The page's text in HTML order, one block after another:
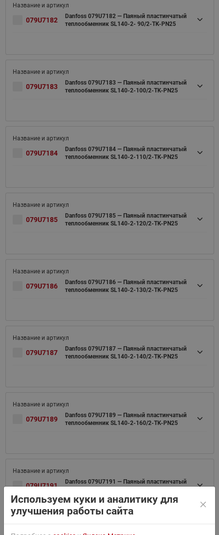
079U7182
Danfoss 079U7182 — Паяный пластинчатый
теплообменник SL140-2- 90/2-TK-PN25
079U7183
Danfoss 079U7183 — Паяный пластинчатый
теплообменник SL140-2-100/2-TK-PN25
079U7184
Danfoss 079U7184 — Паяный пластинчатый
теплообменник SL140-2-110/2-TK-PN25
079U7185
Danfoss 079U7185 — Паяный пластинчатый
теплообменник SL140-2-120/2-TK-PN25
079U7186
Danfoss 079U7186 — Паяный пластинчатый
теплообменник SL140-2-130/2-TK-PN25
079U7187
Danfoss 079U7187 — Паяный пластинчатый
теплообменник SL140-2-140/2-TK-PN25
079U7189
Danfoss 079U7189 — Паяный пластинчатый
теплообменник SL140-2-160/2-TK-PN25
079U7191
Danfoss 079U7191 — Паяный пластинчатый
Используем куки и аналитику для
улучшения работы сайта